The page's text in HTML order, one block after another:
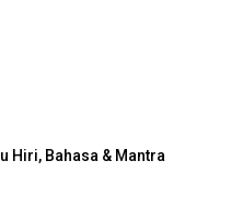
Hiri, Bahasa & Mantra